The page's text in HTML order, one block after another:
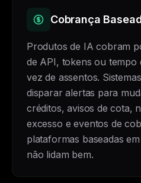
Cobrança
Produtos de IA cobram
de API, tokens ou tempo
vez de assentos.
disparar alertas para
créditos, avisos de cota,
excesso e eventos de
plataformas baseadas
não lidam bem.